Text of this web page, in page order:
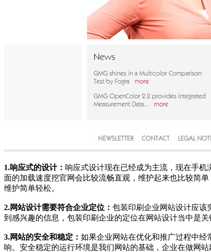
1.响应式的设计： 响应式设计现在已经成为主流，现在手
面的加载速度挖官网会比较流畅直观，维护起来也比较简
维护简单轻松。
2.网站设计需要符合企业定位： 包装印刷企业网站设计应该
到感兴趣的信息，包装印刷企业的定位在网站设计当中是关
3.网站的安全和稳定： 如果企业网站在优化和推广过程中
响。安全稳定的运行环境是我们网站的基础，企业在做网站